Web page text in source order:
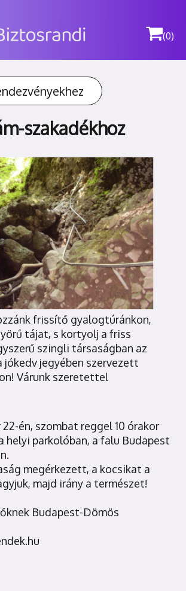
(0)
szakadékhoz
frissítő gyalogtúránkon,
tájat, s kortyolj a friss
szingli társaságban az
jókedv jegyében szervezett
Várunk szeretettel
én, szombat reggel 10 órakor
helyi parkolóban, a falu Budapest
megérkezett, a kocsikat a
majd irány a természet!
Budapest-Dömös